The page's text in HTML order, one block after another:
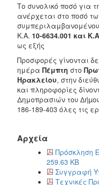
ΔΗΜΟΤΗΣ
ΕΠΙΣΚΕΠΤΗΣ
ΗΡΑΚΛΕΙΟ
Το συνολικό ποσό για
ανέρχεται στο ποσό
Κ.Α. 10-6634.001 και
ως εξής
Προσφορές γίνονται
ημέρα Πέμπτη στο
Ηρακλείου, στην
και πληροφορίες
Δημοπρασιών του
186-189-403 όλες τις
Αρχεία
Πρόσκληση
259.63 KB
Συγγραφή
Τεχνικές